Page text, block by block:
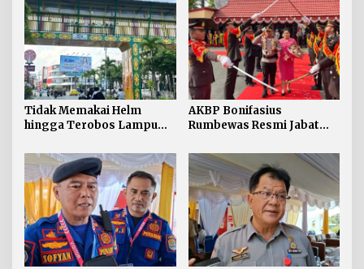
Tidak Memakai Helm
hingga Terobos Lampu
Pelanggaran ETLE di
Tarakan
AKBP Bonifasius
Rumbewas Resmi Jabat
Tegaskan Pelanggaran
Personel Diproses Tanpa
Toleransi